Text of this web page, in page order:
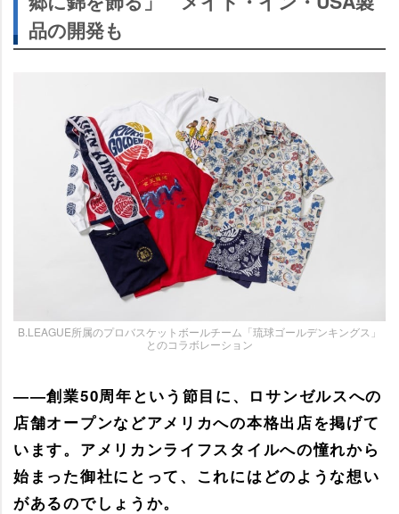
品の開発も
B.LEAGUE所属のプロバスケットボールチーム「琉球ゴールデンキングス」
とのコラボレーション
――創業50周年という節目に、ロサンゼルスへの
店舗オープンなどアメリカへの本格出店を掲げて
います。アメリカンライフスタイルへの憧れから
始まった御社にとって、これにはどのような想い
があるのでしょうか。